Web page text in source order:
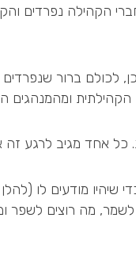
הקהילה נפרדים
לכולם ברור
ומהמנהגים
כל אחד מגיב לרגע
מודעים לו
מה רוצים לשפר